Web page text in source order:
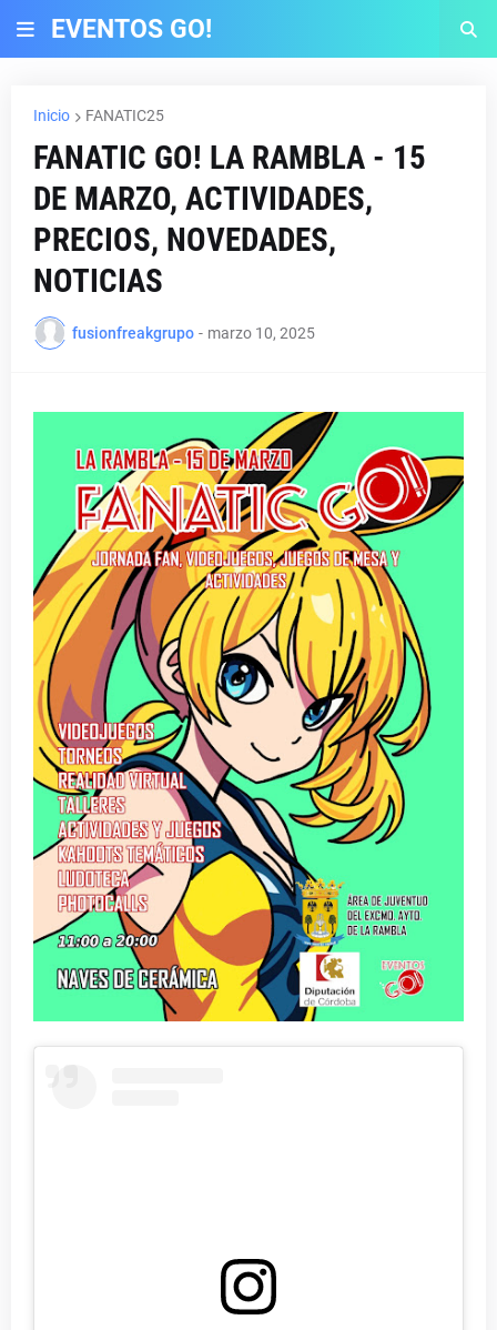
EVENTOS GO!
Inicio FANATIC25
FANATIC GO! LA RAMBLA - 15
DE MARZO, ACTIVIDADES,
PRECIOS, NOVEDADES,
NOTICIAS
fusionfreakgrupo - marzo 10, 2025